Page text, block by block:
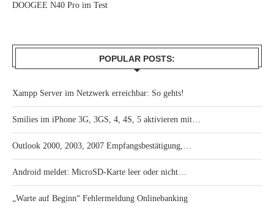
DOOGEE N40 Pro im Test
POPULAR POSTS:
Xampp Server im Netzwerk erreichbar: So gehts!
Smilies im iPhone 3G, 3GS, 4, 4S, 5 aktivieren mit…
Outlook 2000, 2003, 2007 Empfangsbestätigung,…
Android meldet: MicroSD-Karte leer oder nicht…
„Warte auf Beginn“ Fehlermeldung Onlinebanking